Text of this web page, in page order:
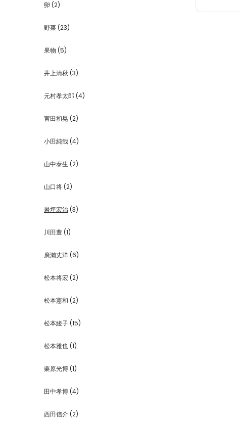
卵 (2)
野菜 (23)
果物 (5)
井上清秋 (3)
元村孝太郎 (4)
宮田和晃 (2)
小田純哉 (4)
山中泰生 (2)
山口将 (2)
岩坪宏治 (3)
川田豊 (1)
廣瀨丈洋 (6)
松本将宏 (2)
松本憲和 (2)
松本綾子 (15)
松本雅也 (1)
栗原光博 (1)
田中孝博 (4)
西田信介 (2)